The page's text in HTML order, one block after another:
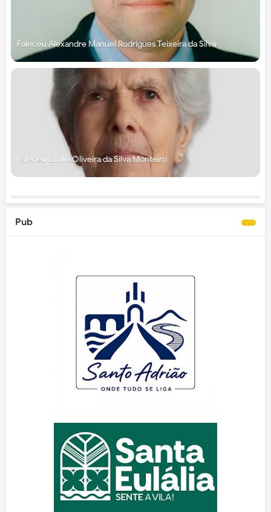
Faleceu Alexandre Manuel Rodrigues Teixeira da Silva
Faleceu Emília Oliveira da Silva Monteiro
Pub